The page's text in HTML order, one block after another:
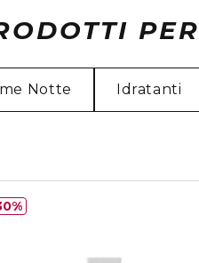
Notte Idratanti